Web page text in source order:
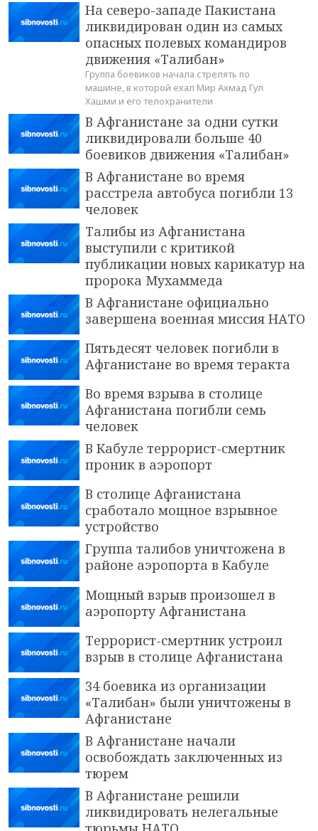
На северо-западе Пакистана
ликвидирован один из самых
опасных полевых командиров
движения «Талибан»
Группа боевиков начала стрелять по
машине, в которой ехал Мир Ахмад Гул
Хашми и его телохранители
В Афганистане за одни сутки
ликвидировали больше 40
боевиков движения «Талибан»
В Афганистане во время
расстрела автобуса погибли 13
человек
Талибы из Афганистана
выступили с критикой
публикации новых карикатур на
пророка Мухаммеда
В Афганистане официально
завершена военная миссия НАТО
Пятьдесят человек погибли в
Афганистане во время теракта
Во время взрыва в столице
Афганистана погибли семь
человек
В Кабуле террорист-смертник
проник в аэропорт
В столице Афганистана
сработало мощное взрывное
устройство
Группа талибов уничтожена в
районе аэропорта в Кабуле
Мощный взрыв произошел в
аэропорту Афганистана
Террорист-смертник устроил
взрыв в столице Афганистана
34 боевика из организации
«Талибан» были уничтожены в
Афганистане
В Афганистане начали
освобождать заключенных из
тюрем
В Афганистане решили
ликвидировать нелегальные